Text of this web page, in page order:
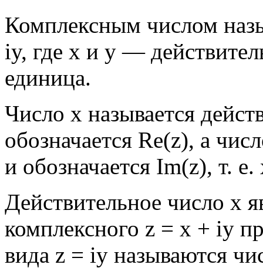
Комплексным числом
iy, где х и у —
единица.
Число х называется
обозначается Re(z), а
и обозначается Im(z), т.
Действительное число х
комплексного z = х + iy
вида z = iy называются